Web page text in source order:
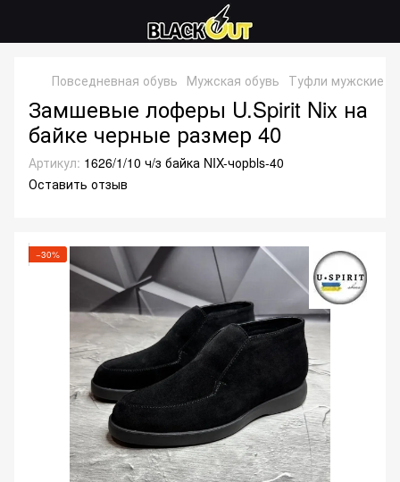
Повседневная обувь Мужская обувь Туфли мужские
Замшевые лоферы U.Spirit Nix на
байке черные размер 40
Артикул: 1626/1/10 ч/з байка NIX-чорbls-40
Оставить отзыв
−30%